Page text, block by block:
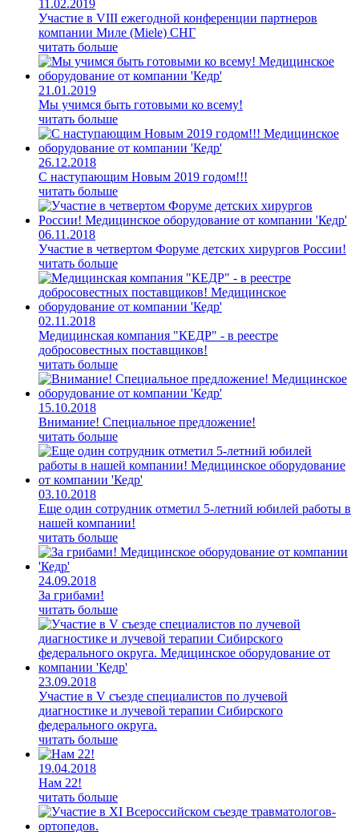
11.02.2019
Участие в VIII ежегодной конференции партнеров
компании Миле (Miele) СНГ
читать больше
21.01.2019
Мы учимся быть готовыми ко всему!
читать больше
26.12.2018
С наступающим Новым 2019 годом!!!
читать больше
06.11.2018
Участие в четвертом Форуме детских хирургов России!
читать больше
02.11.2018
Медицинская компания "КЕДР" - в реестре
добросовестных поставщиков!
читать больше
15.10.2018
Внимание! Специальное предложение!
читать больше
03.10.2018
Еще один сотрудник отметил 5-летний юбилей работы в
нашей компании!
читать больше
24.09.2018
За грибами!
читать больше
23.09.2018
Участие в V съезде специалистов по лучевой
диагностике и лучевой терапии Сибирского
федерального округа.
читать больше
19.04.2018
Нам 22!
читать больше